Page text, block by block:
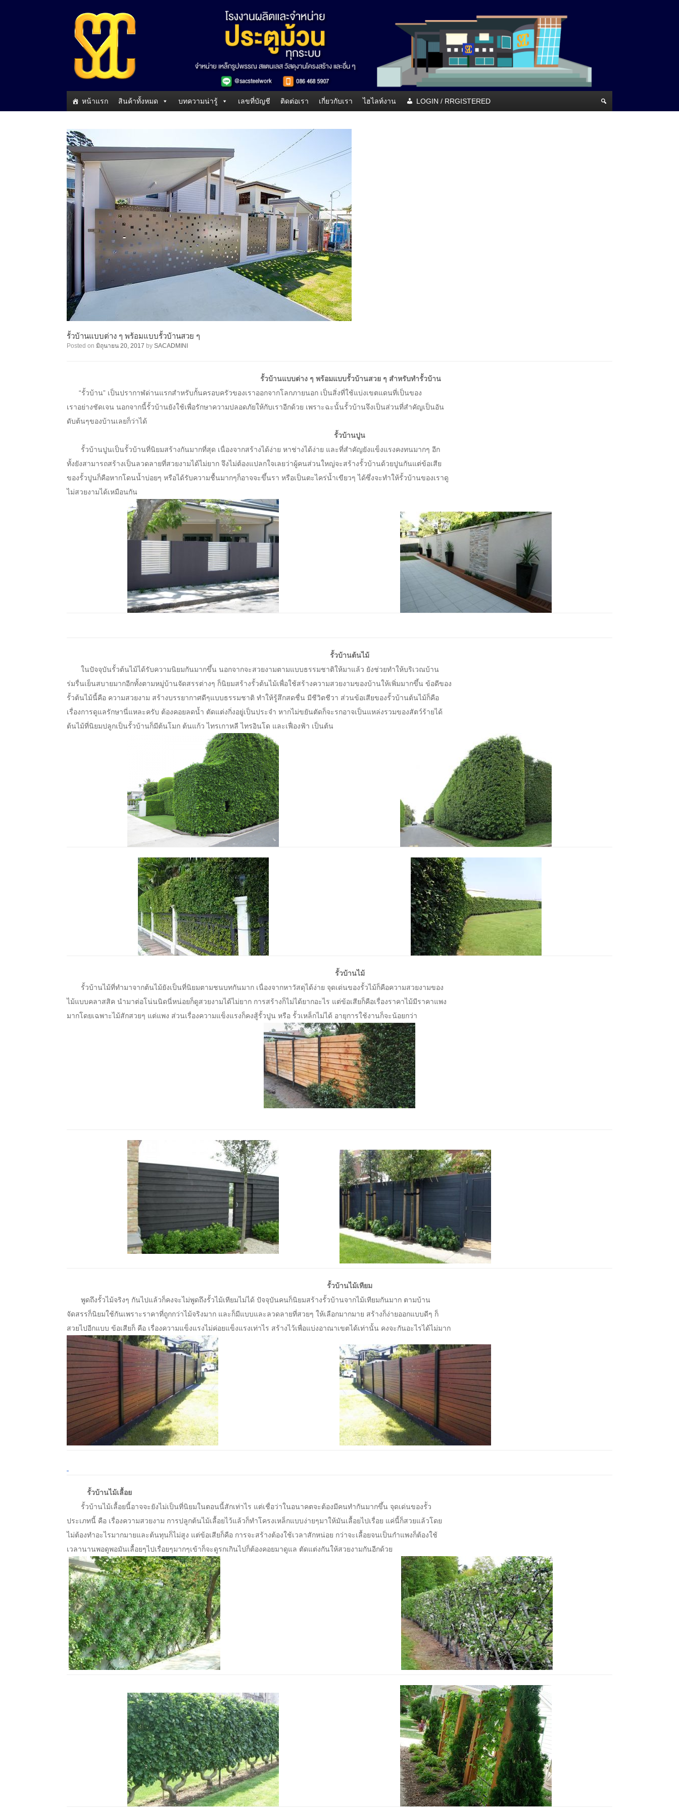
หน้าแรก สินค้าทั้งหมด บทความน่ารู้ เลขที่บัญชี ติดต่อเรา เกี่ยวกับเรา ไฮไลท์งาน LOGIN / RRGISTERED
รั้วบ้านแบบต่าง ๆ พร้อมแบบรั้วบ้านสวย ๆ
Posted on มิถุนายน 20, 2017 by SACADMINI
รั้วบ้านแบบต่าง ๆ พร้อมแบบรั้วบ้านสวย ๆ สำหรับทำรั้วบ้าน
“รั้วบ้าน” เป็นปรากาฬด่านแรกสำหรับกั้นครอบครัวของเราออกจากโลกภายนอก เป็นสิ่งที่ใช้แบ่งเขตแดนที่เป็นของ
เราอย่างชัดเจน นอกจากนี้รั้วบ้านยังใช้เพื่อรักษาความปลอดภัยให้กับเราอีกด้วย เพราะฉะนั้นรั้วบ้านจึงเป็นส่วนที่สำคัญเป็นอัน
ดับต้นๆของบ้านเลยก็ว่าได้
รั้วบ้านปูน
รั้วบ้านปูนเป็นรั้วบ้านที่นิยมสร้างกันมากที่สุด เนื่องจากสร้างได้ง่าย หาช่างได้ง่าย และที่สำคัญยังแข็งแรงคงทนมากๆ อีก
ทั้งยังสามารถสร้างเป็นลวดลายที่สวยงามได้ไม่ยาก จึงไม่ต้องแปลกใจเลยว่าผู้คนส่วนใหญ่จะสร้างรั้วบ้านด้วยปูนกันแต่ข้อเสีย
ของรั้วปูนก็คือหากโดนน้ำบ่อยๆ หรือได้รับความชื้นมากๆก็อาจจะขึ้นรา หรือเป็นตะไคร่น้ำเขียวๆ ได้ซึ่งจะทำให้รั้วบ้านของเราดู
ไม่สวยงามได้เหมือนกัน
รั้วบ้านต้นไม้
ในปัจจุบันรั้วต้นไม้ได้รับความนิยมกันมากขึ้น นอกจากจะสวยงามตามแบบธรรมชาติให้มาแล้ว ยังช่วยทำให้บริเวณบ้าน
ร่มรื่นเย็นสบายมากอีกทั้งตามหมู่บ้านจัดสรรต่างๆ ก็นิยมสร้างรั้วต้นไม้เพื่อใช้สร้างความสวยงามของบ้านให้เพิ่มมากขึ้น ข้อดีของ
รั้วต้นไม้นี้คือ ความสวยงาม สร้างบรรยากาศดีๆแบบธรรมชาติ ทำให้รู้สึกสดชื่น มีชีวิตชีวา ส่วนข้อเสียของรั้วบ้านต้นไม้ก็คือ
เรื่องการดูแลรักษานี่แหละครับ ต้องคอยลดน้ำ ตัดแต่งกิ่งอยู่เป็นประจำ หากไม่ขยันตัดก็จะรกอาจเป็นแหล่งรวมของสัตว์ร้ายได้
ต้นไม้ที่นิยมปลูกเป็นรั้วบ้านก็มีต้นโมก ต้นแก้ว ไทรเกาหลี ไทรอินโด และเฟื่องฟ้า เป็นต้น
รั้วบ้านไม้
รั้วบ้านไม้ที่ทำมาจากต้นไม้ยังเป็นที่นิยมตามชนบทกันมาก เนื่องจากหาวัสดุได้ง่าย จุดเด่นของรั้วไม้ก็คือความสวยงามของ
ไม้แบบคลาสสิค นำมาต่อโน่นนิดนี่หน่อยก็ดูสวยงามได้ไม่ยาก การสร้างก็ไม่ได้ยากอะไร แต่ข้อเสียก็คือเรื่องราคาไม้มีราคาแพง
มากโดยเฉพาะไม้สักสวยๆ แต่แพง ส่วนเรื่องความแข็งแรงก็คงสู้รั้วปูน หรือ รั้วเหล็กไม่ได้ อายุการใช้งานก็จะน้อยกว่า
รั้วบ้านไม้เทียม
พูดถึงรั้วไม้จริงๆ กันไปแล้วก็คงจะไม่พูดถึงรั้วไม้เทียมไม่ได้ ปัจจุบันคนก็นิยมสร้างรั้วบ้านจากไม้เทียมกันมาก ตามบ้าน
จัดสรรก็นิยมใช้กันเพราะราคาที่ถูกกว่าไม้จริงมาก และก็มีแบบและลวดลายที่สวยๆ ให้เลือกมากมาย สร้างก็ง่ายออกแบบดีๆ ก็
สวยไปอีกแบบ ข้อเสียก็ คือ เรื่องความแข็งแรงไม่ค่อยแข็งแรงเท่าไร สร้างไว้เพื่อแบ่งอาณาเขตได้เท่านั้น คงจะกันอะไรได้ไม่มาก
รั้วบ้านไม้เลื้อย
รั้วบ้านไม้เลื้อยนี้อาจจะยังไม่เป็นที่นิยมในตอนนี้สักเท่าไร แต่เชื่อว่าในอนาคตจะต้องมีคนทำกันมากขึ้น จุดเด่นของรััว
ประเภทนี้ คือ เรื่องความสวยงาม การปลูกต้นไม้เลื้อยไว้แล้วก็ทำโครงเหล็กแบบง่ายๆมาให้มันเลื้อยไปเรื่อย แค่นี้ก็สวยแล้วโดย
ไม่ต้องทำอะไรมากมายและต้นทุนก็ไม่สูง แต่ข้อเสียก็คือ การจะสร้างต้องใช้เวลาสักหน่อย กว่าจะเลื้อยจนเป็นกำแพงก็ต้องใช้
เวลานานพอดูพอมันเลื้อยๆไปเรื่อยๆมากๆเข้าก็จะดูรกเกินไปก็ต้องคอยมาดูแล ตัดแต่งกันให้สวยงามกันอีกด้วย